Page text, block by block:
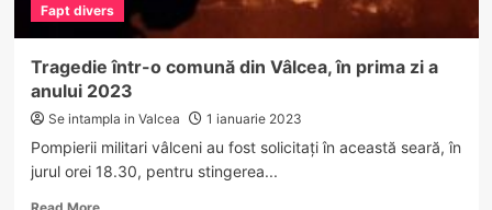
Fapt divers
Tragedie într-o comună din Vâlcea, în prima zi a
anului 2023
Se intampla in Valcea 1 ianuarie 2023
Pompierii militari vâlceni au fost solicitați în această seară, în
jurul orei 18.30, pentru stingerea...
Read